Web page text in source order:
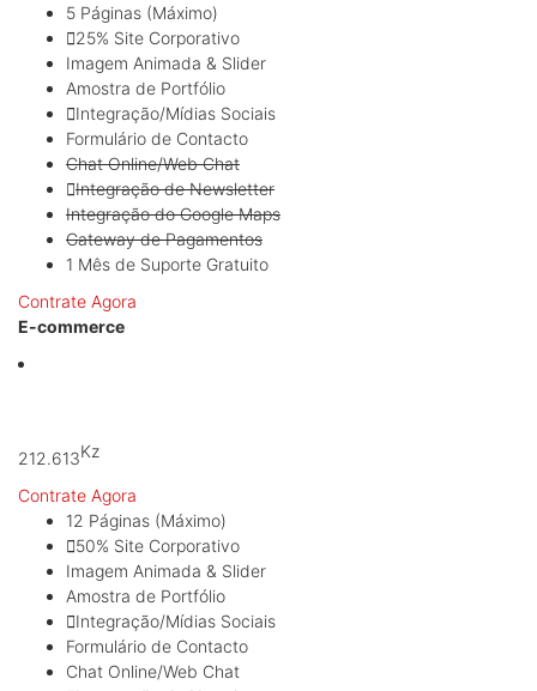
5 Páginas (Máximo)
25% Site Corporativo
Imagem Animada & Slider
Amostra de Portfólio
Integração/Mídias Sociais
Formulário de Contacto
Chat Online/Web Chat
Integração de Newsletter
Integração do Google Maps
Gateway de Pagamentos
1 Mês de Suporte Gratuito
Contrate Agora
E-commerce
212.613Kz
Contrate Agora
12 Páginas (Máximo)
50% Site Corporativo
Imagem Animada & Slider
Amostra de Portfólio
Integração/Mídias Sociais
Formulário de Contacto
Chat Online/Web Chat